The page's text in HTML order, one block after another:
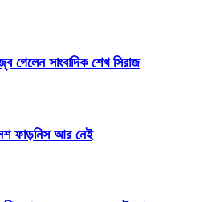
গেলেন সাংবাদিক শেখ সিরাজ
ফাড়নিস আর নেই